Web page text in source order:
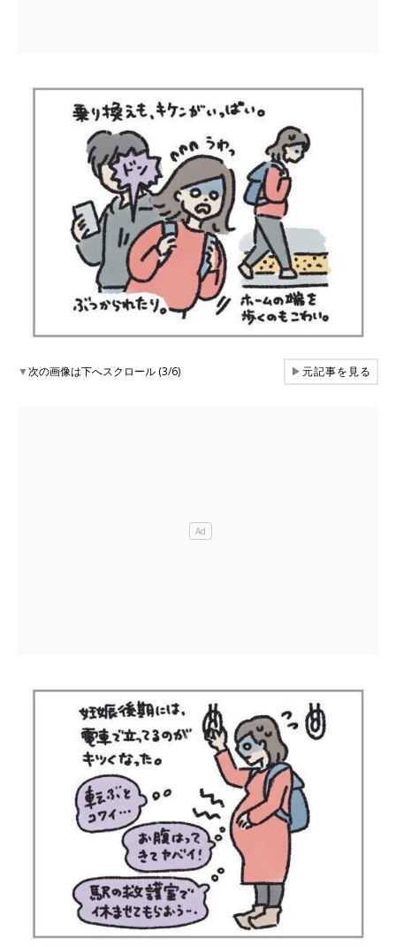
▼次の画像は下へスクロール (3/6) ▶元記事を見る